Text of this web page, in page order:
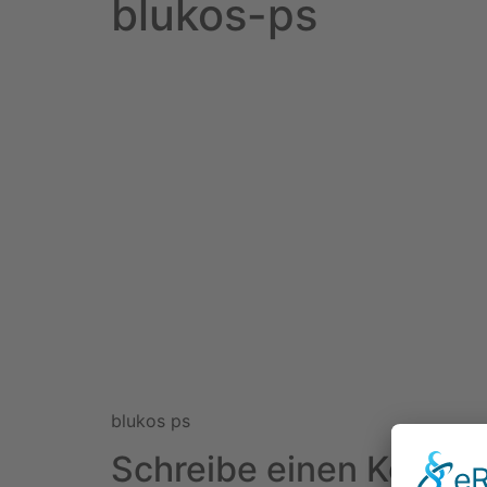
blukos-ps
blukos ps
Schreibe einen